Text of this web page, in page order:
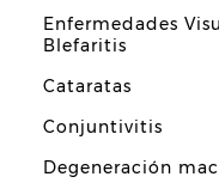
Enfermedades
Blefaritis
Cataratas
Conjuntivitis
Degeneración